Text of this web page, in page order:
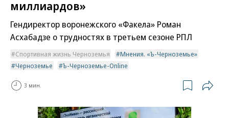
миллиардов»
Гендиректор воронежского «Факела» Роман
Асхабадзе о трудностях в третьем сезоне РПЛ
Спортивная жизнь Черноземья
Мнения. «Ъ-Черноземье»
Черноземье
Ъ-Черноземье-Online
3 мин.